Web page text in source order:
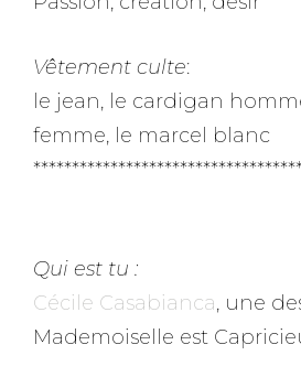
Vêtement culte:
le jean, le cardigan
femme, le marcel blanc
Qui est tu :
Cécile Casabianca, une
Mademoiselle est